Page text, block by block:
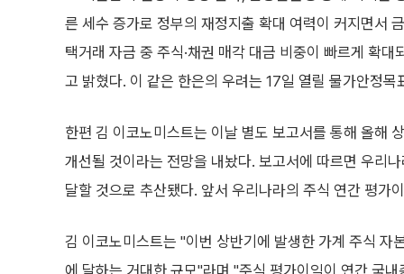
른 세수 증가로 정부의 재정지출 확대 여력이 커지면서
택거래 자금 중 주식·채권 매각 대금 비중이 빠르게 확
고 밝혔다. 이 같은 한은의 우려는 17일 열릴 물가안정
한편 김 이코노미스트는 이날 별도 보고서를 통해 올해
개선될 것이라는 전망을 내놨다. 보고서에 따르면 우리
달할 것으로 추산됐다. 앞서 우리나라의 주식 연간
김 이코노미스트는 "이번 상반기에 발생한 가계 주식
에 달하는 거대한 규모"라며 "주식 평가이익이 연간 국